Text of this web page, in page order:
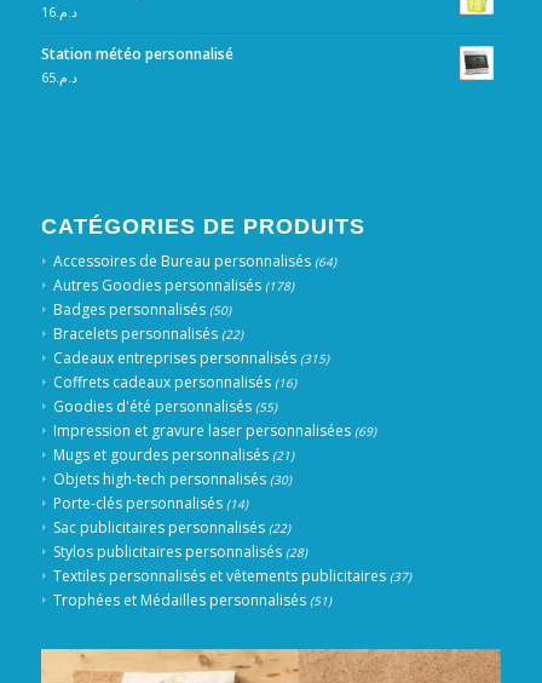
د.م.16
Station météo personnalisé
د.م.65
CATÉGORIES DE PRODUITS
Accessoires de Bureau personnalisés (64)
Autres Goodies personnalisés (178)
Badges personnalisés (50)
Bracelets personnalisés (22)
Cadeaux entreprises personnalisés (315)
Coffrets cadeaux personnalisés (16)
Goodies d'été personnalisés (55)
Impression et gravure laser personnalisées (69)
Mugs et gourdes personnalisés (21)
Objets high-tech personnalisés (30)
Porte-clés personnalisés (14)
Sac publicitaires personnalisés (22)
Stylos publicitaires personnalisés (28)
Textiles personnalisés et vêtements publicitaires (37)
Trophées et Médailles personnalisés (51)